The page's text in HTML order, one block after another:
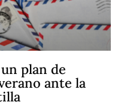
plan de
ante la